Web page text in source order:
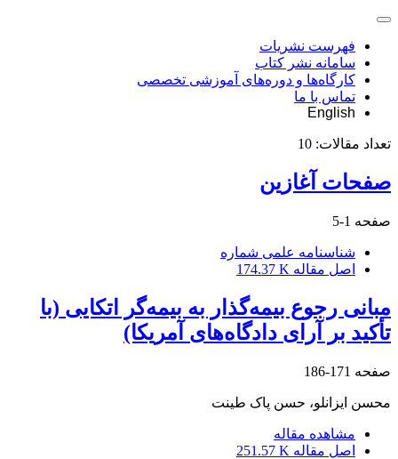
فهرست نشریات
سامانه نشر کتاب
کارگاه‌ها و دوره‌های آموزشی تخصصی
تماس با ما
English
تعداد مقالات: 10
صفحات آغازین
صفحه 1-5
شناسنامه علمی شماره
اصل مقاله 174.37 K
مبانی رجوع بیمه‌گذار به بیمه‌گر اتکایی (با
تأکید بر آرای دادگاه‌های آمریکا)
صفحه 171-186
محسن ایزانلو، حسن پاک طینت
مشاهده مقاله
اصل مقاله 251.57 K